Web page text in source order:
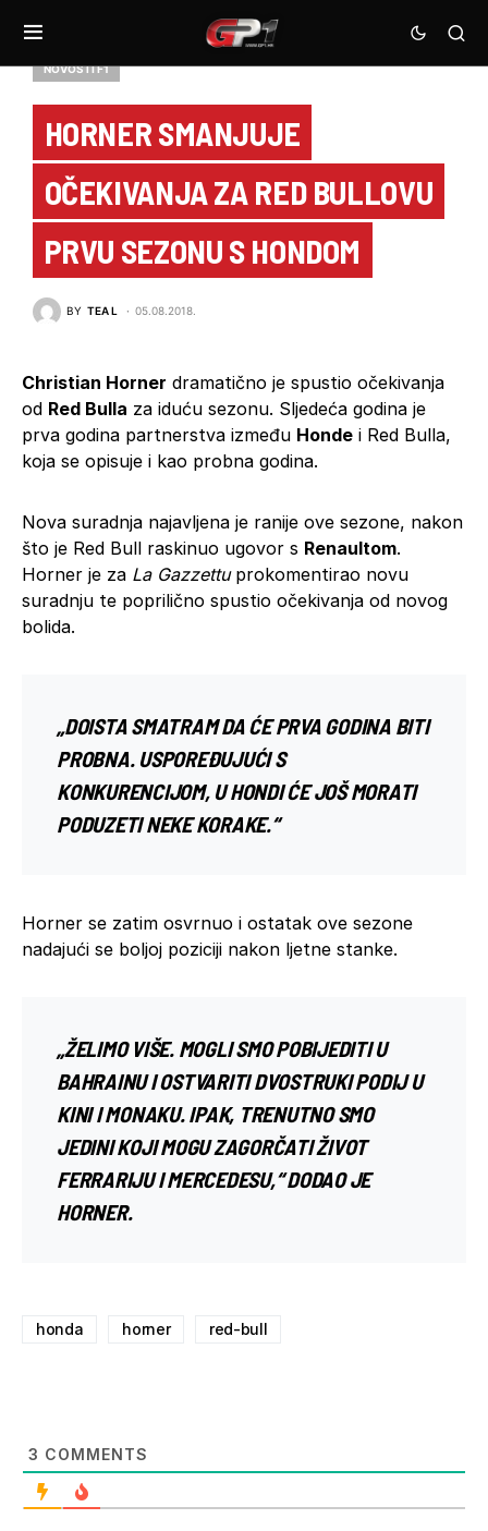
NOVOSTI F1
HORNER SMANJUJE
OČEKIVANJA ZA RED BULLOVU
PRVU SEZONU S HONDOM
BY TEA L 05.08.2018.
Christian Horner dramatično je spustio očekivanja
od Red Bulla za iduću sezonu. Sljedeća godina je
prva godina partnerstva između Honde i Red Bulla,
koja se opisuje i kao probna godina.
Nova suradnja najavljena je ranije ove sezone, nakon
što je Red Bull raskinuo ugovor s Renaultom.
Horner je za La Gazzettu prokomentirao novu
suradnju te poprilično spustio očekivanja od novog
bolida.
„DOISTA SMATRAM DA ĆE PRVA GODINA BITI
PROBNA. USPOREĐUJUĆI S
KONKURENCIJOM, U HONDI ĆE JOŠ MORATI
PODUZETI NEKE KORAKE.“
Horner se zatim osvrnuo i ostatak ove sezone
nadajući se boljoj poziciji nakon ljetne stanke.
„ŽELIMO VIŠE. MOGLI SMO POBIJEDITI U
BAHRAINU I OSTVARITI DVOSTRUKI PODIJ U
KINI I MONAKU. IPAK, TRENUTNO SMO
JEDINI KOJI MOGU ZAGORČATI ŽIVOT
FERRARIJU I MERCEDESU,“ DODAO JE
HORNER.
honda horner red-bull
3 COMMENTS